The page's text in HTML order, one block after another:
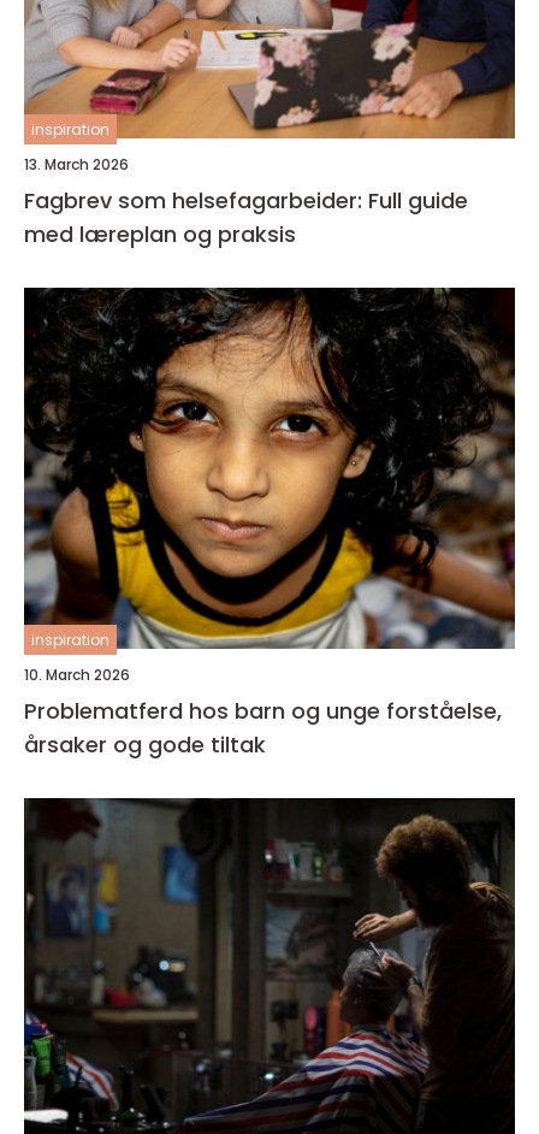
inspiration
13. March 2026
Fagbrev som helsefagarbeider: Full guide
med læreplan og praksis
inspiration
10. March 2026
Problematferd hos barn og unge forståelse,
årsaker og gode tiltak